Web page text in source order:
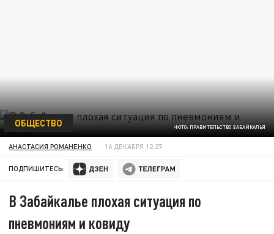
ФОТО: ПРАВИТЕЛЬСТВО ЗАБАЙКАЛЬЯ
ОБЩЕСТВО
АНАСТАСИЯ РОМАНЕНКО 16 ДЕКАБРЯ 12:27
ПОДПИШИТЕСЬ:
В Забайкалье плохая ситуация по
пневмониям и ковиду